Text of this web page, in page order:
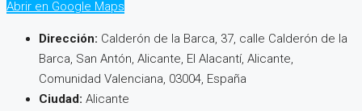
Abrir en Google Maps
Dirección: Calderón de la Barca, 37, calle Calderón de la
Barca, San Antón, Alicante, El Alacantí, Alicante,
Comunidad Valenciana, 03004, España
Ciudad: Alicante